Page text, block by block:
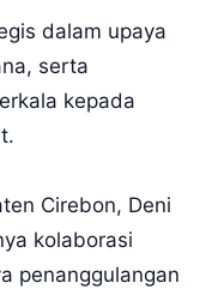
dalam upaya
serta
kepada
Cirebon, Deni
kolaborasi
penanggulangan